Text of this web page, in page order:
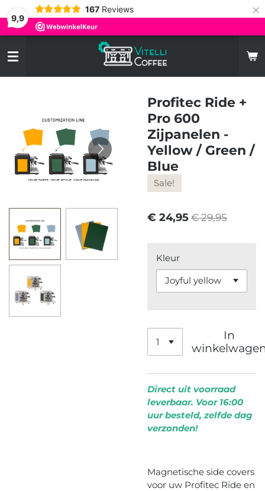
9,9
167 Reviews ×
Profitec Ride +
Pro 600
Zijpanelen -
Yellow / Green /
Blue
Sale!
€ 24,95 € 29,95
Kleur
In
Direct uit voorraad
leverbaar. Voor 16:00
uur besteld, zelfde dag
verzonden!
Magnetische side covers
voor uw Profitec Ride en